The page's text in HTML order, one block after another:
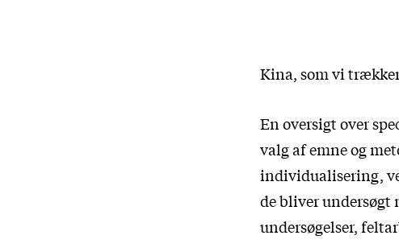
Kina, som vi
En oversigt over
valg af emne og
individualisering,
de bliver
undersøgelser,